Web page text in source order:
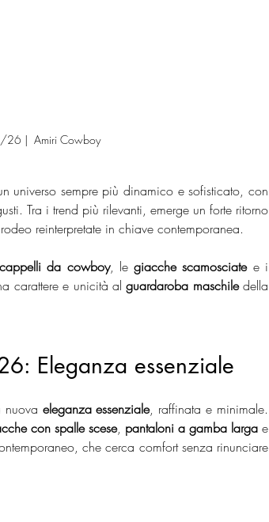
26 |  Amiri Cowboy
universo sempre più dinamico e sofisticato, con
Tra i trend più rilevanti, emerge un forte ritorno
reinterpretate in chiave contemporanea.
cappelli da cowboy, le giacche scamosciate
carattere e unicità al guardaroba maschile della
Eleganza essenziale
nuova eleganza essenziale, raffinata e minimale.
con spalle scese, pantaloni a gamba larga
che cerca comfort senza rinunciare